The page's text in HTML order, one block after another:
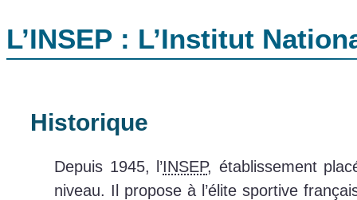
L’INSEP : L’Institut
Historique
Depuis 1945, l’INSEP, établissement
niveau. Il propose à l’élite sportive